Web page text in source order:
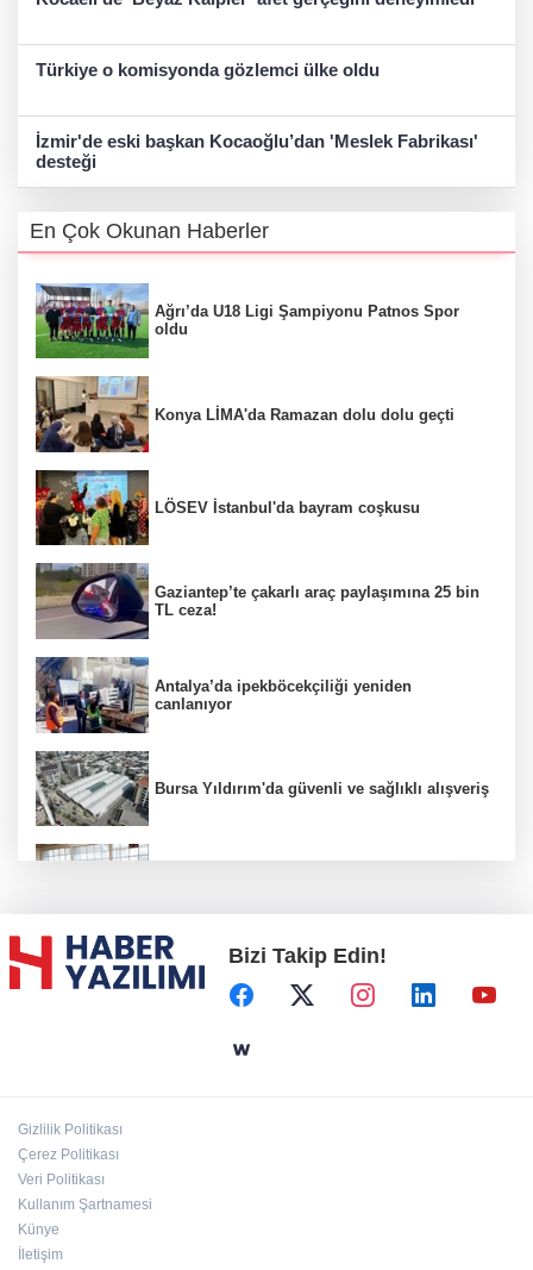
Türkiye o komisyonda gözlemci ülke oldu
İzmir'de eski başkan Kocaoğlu’dan 'Meslek Fabrikası'
desteği
En Çok Okunan Haberler
Ağrı’da U18 Ligi Şampiyonu Patnos Spor
oldu
Konya LİMA'da Ramazan dolu dolu geçti
LÖSEV İstanbul'da bayram coşkusu
Gaziantep’te çakarlı araç paylaşımına 25 bin
TL ceza!
Antalya’da ipekböcekçiliği yeniden
canlanıyor
Bursa Yıldırım'da güvenli ve sağlıklı alışveriş
Başkent'in göletlerinde temizlik ve bakım
sürüyor
Bizi Takip Edin!
Gizlilik Politikası
Çerez Politikası
Veri Politikası
Kullanım Şartnamesi
Künye
İletişim